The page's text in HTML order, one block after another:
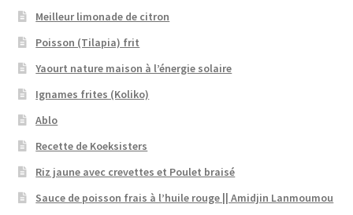
Meilleur limonade de citron
Poisson (Tilapia) frit
Yaourt nature maison à l’énergie solaire
Ignames frites (Koliko)
Ablo
Recette de Koeksisters
Riz jaune avec crevettes et Poulet braisé
Sauce de poisson frais à l’huile rouge || Amidjin Lanmoumou